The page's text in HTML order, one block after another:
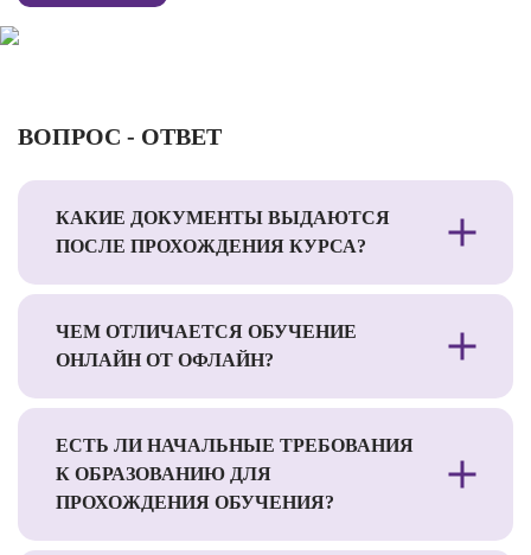
ВОПРОС - ОТВЕТ
КАКИЕ ДОКУМЕНТЫ ВЫДАЮТСЯ
ПОСЛЕ ПРОХОЖДЕНИЯ КУРСА?
ЧЕМ ОТЛИЧАЕТСЯ ОБУЧЕНИЕ
ОНЛАЙН ОТ ОФЛАЙН?
ЕСТЬ ЛИ НАЧАЛЬНЫЕ ТРЕБОВАНИЯ
К ОБРАЗОВАНИЮ ДЛЯ
ПРОХОЖДЕНИЯ ОБУЧЕНИЯ?